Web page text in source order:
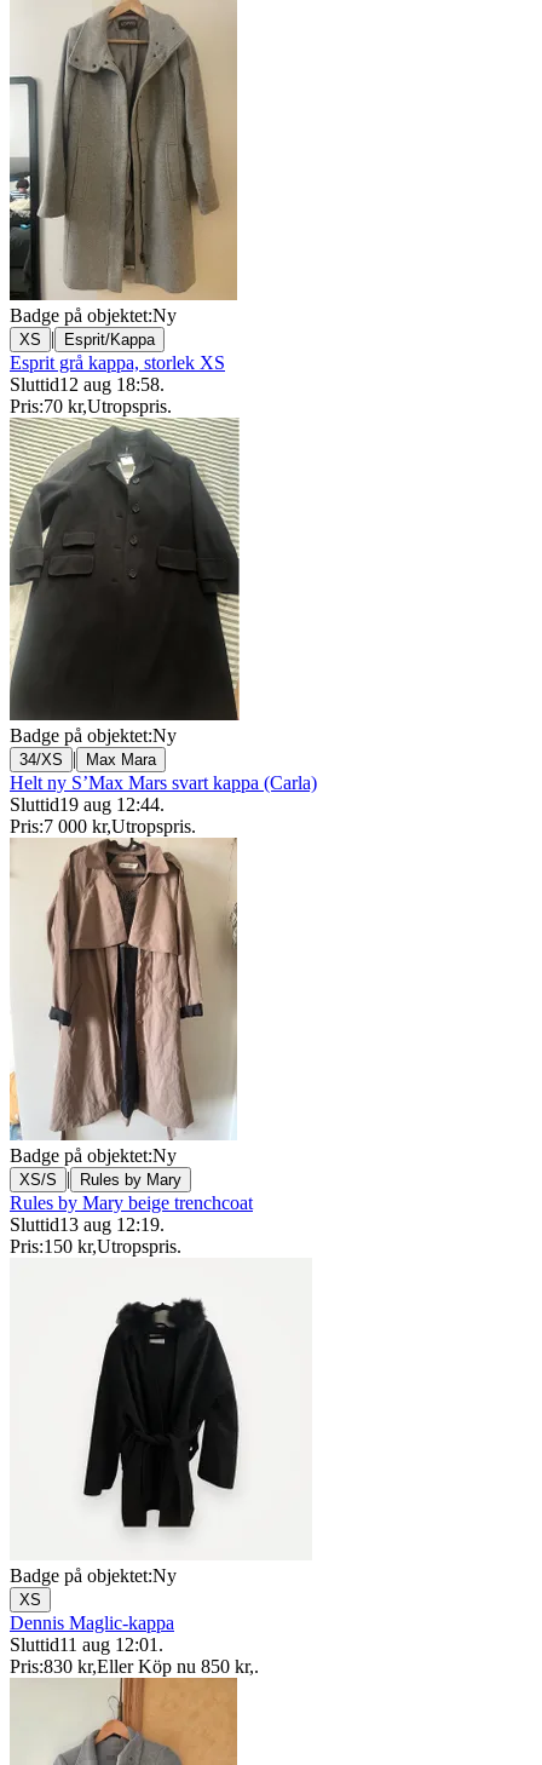
Badge på objektet:Ny
XS | Esprit/Kappa
Esprit grå kappa, storlek XS
Sluttid12 aug 18:58.
Pris:70 kr,Utropspris.
Badge på objektet:Ny
34/XS | Max Mara
Helt ny S’Max Mars svart kappa (Carla)
Sluttid19 aug 12:44.
Pris:7 000 kr,Utropspris.
Badge på objektet:Ny
XS/S | Rules by Mary
Rules by Mary beige trenchcoat
Sluttid13 aug 12:19.
Pris:150 kr,Utropspris.
Badge på objektet:Ny
XS
Dennis Maglic-kappa
Sluttid11 aug 12:01 .
Pris:830 kr,Eller Köp nu 850 kr,.